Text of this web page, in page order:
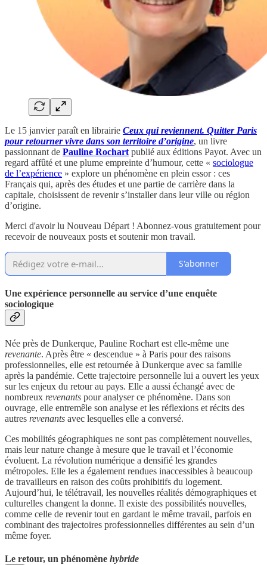
Le 15 janvier paraît en librairie Ceux qui reviennent. Quitter Paris
pour retourner vivre dans son territoire d’origine, un livre
passionnant de Pauline Rochart publié aux éditions Payot. Avec un
regard affûté et une plume empreinte d’humour, cette « sociologue
de l’expérience » explore un phénomène en plein essor : ces
Français qui, après des études et une partie de carrière dans la
capitale, choisissent de revenir s’installer dans leur ville ou région
d’origine.
Merci d'avoir lu Nouveau Départ ! Abonnez-vous gratuitement pour
recevoir de nouveaux posts et soutenir mon travail.
S'abonner
Une expérience personnelle au service d’une enquête
sociologique
Née près de Dunkerque, Pauline Rochart est elle-même une
revenante. Après être « descendue » à Paris pour des raisons
professionnelles, elle est retournée à Dunkerque avec sa famille
après la pandémie. Cette trajectoire personnelle lui a ouvert les yeux
sur les enjeux du retour au pays. Elle a aussi échangé avec de
nombreux revenants pour analyser ce phénomène. Dans son
ouvrage, elle entremêle son analyse et les réflexions et récits des
autres revenants avec lesquelles elle a conversé.
Ces mobilités géographiques ne sont pas complètement nouvelles,
mais leur nature change à mesure que le travail et l’économie
évoluent. La révolution numérique a densifié les grandes
métropoles. Elle les a également rendues inaccessibles à beaucoup
de travailleurs en raison des coûts prohibitifs du logement.
Aujourd’hui, le télétravail, les nouvelles réalités démographiques et
culturelles changent la donne. Il existe des possibilités nouvelles,
comme celle de revenir tout en gardant le même travail, parfois en
combinant des trajectoires professionnelles différentes au sein d’un
même foyer.
Le retour, un phénomène hybride